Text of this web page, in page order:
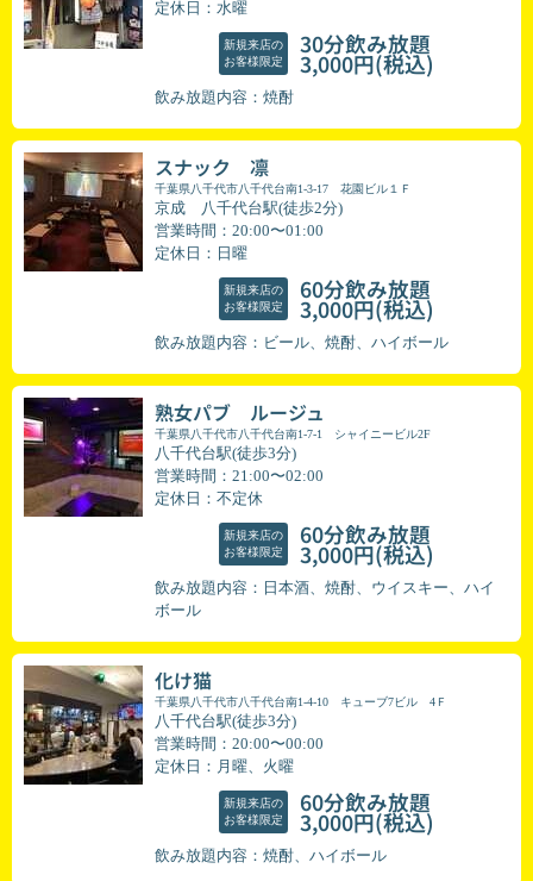
定休日：水曜
新規来店の
お客様限定
30分飲み放題
3,000円(税込)
飲み放題内容：焼酎
スナック 凛
千葉県八千代市八千代台南1-3-17 花園ビル１Ｆ
京成 八千代台駅(徒歩2分)
営業時間：20:00〜01:00
定休日：日曜
新規来店の
お客様限定
60分飲み放題
3,000円(税込)
飲み放題内容：ビール、焼酎、ハイボール
熟女パブ ルージュ
千葉県八千代市八千代台南1-7-1 シャイニービル2F
八千代台駅(徒歩3分)
営業時間：21:00〜02:00
定休日：不定休
新規来店の
お客様限定
60分飲み放題
3,000円(税込)
飲み放題内容：日本酒、焼酎、ウイスキー、ハイ
ボール
化け猫
千葉県八千代市八千代台南1-4-10 キューブ7ビル 4Ｆ
八千代台駅(徒歩3分)
営業時間：20:00〜00:00
定休日：月曜、火曜
新規来店の
お客様限定
60分飲み放題
3,000円(税込)
飲み放題内容：焼酎、ハイボール